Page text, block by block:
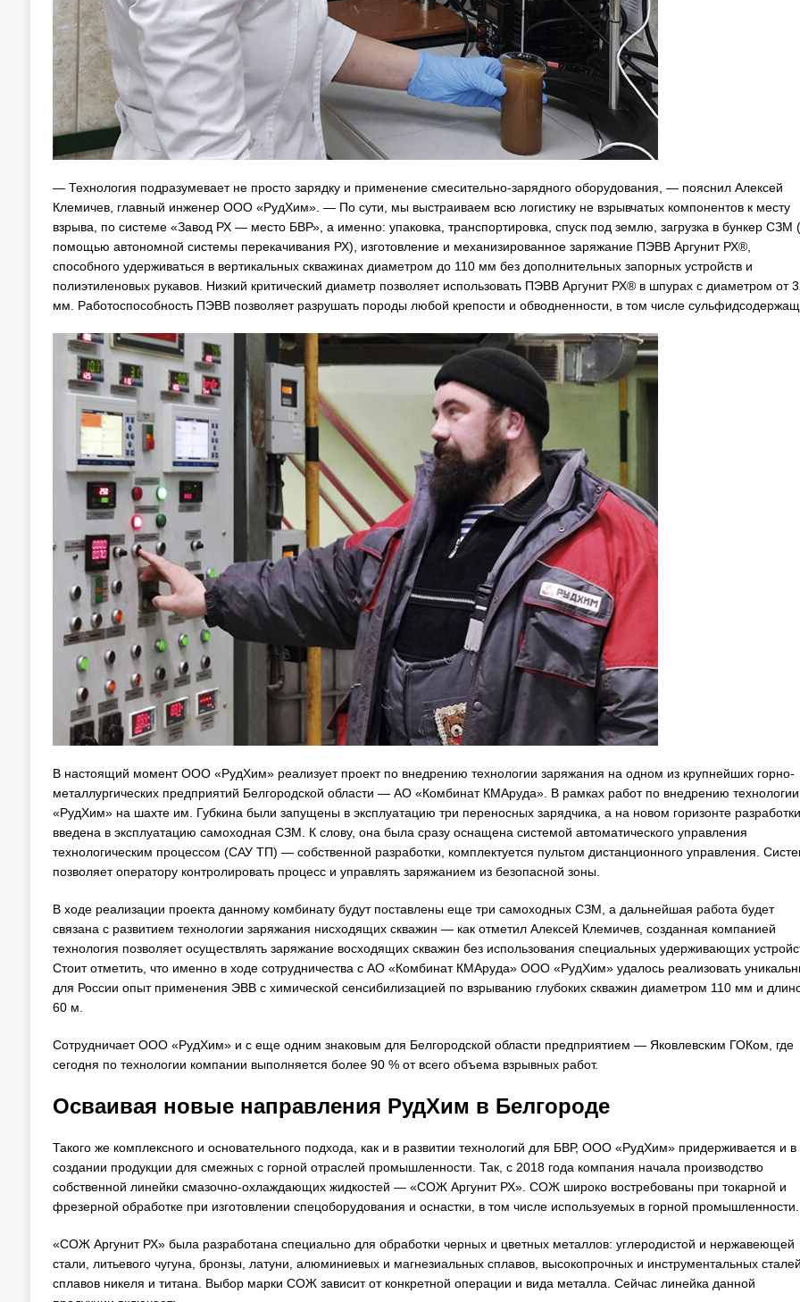
— Технология подразумевает не просто зарядку и применение смесительно-зарядного оборудования, — пояснил Алексей
Клемичев, главный инженер ООО «РудХим». — По сути, мы выстраиваем всю логистику не взрывчатых компонентов к месту
взрыва, по системе «Завод РХ — место БВР», а именно: упаковка, транспортировка, спуск под землю, загрузка в бункер СЗМ
помощью автономной системы перекачивания РХ), изготовление и механизированное заряжание ПЭВВ Аргунит РХ®,
способного удерживаться в вертикальных скважинах диаметром до 110 мм без дополнительных запорных устройств и
полиэтиленовых рукавов. Низкий критический диаметр позволяет использовать ПЭВВ Аргунит РХ® в шпурах с диаметром от
мм. Работоспособность ПЭВВ позволяет разрушать породы любой крепости и обводненности, в том числе
В настоящий момент ООО «РудХим» реализует проект по внедрению технологии заряжания на одном из крупнейших горно-
металлургических предприятий Белгородской области — АО «Комбинат КМАруда». В рамках работ по внедрению технологии
«РудХим» на шахте им. Губкина были запущены в эксплуатацию три переносных зарядчика, а на новом горизонте разработки
введена в эксплуатацию самоходная СЗМ. К слову, она была сразу оснащена системой автоматического управления
технологическим процессом (САУ ТП) — собственной разработки, комплектуется пультом дистанционного управления.
позволяет оператору контролировать процесс и управлять заряжанием из безопасной зоны.
В ходе реализации проекта данному комбинату будут поставлены еще три самоходных СЗМ, а дальнейшая работа будет
связана с развитием технологии заряжания нисходящих скважин — как отметил Алексей Клемичев, созданная компанией
технология позволяет осуществлять заряжание восходящих скважин без использования специальных удерживающих
Стоит отметить, что именно в ходе сотрудничества с АО «Комбинат КМАруда» ООО «РудХим» удалось реализовать
для России опыт применения ЭВВ с химической сенсибилизацией по взрыванию глубоких скважин диаметром 110 мм и
60 м.
Сотрудничает ООО «РудХим» и с еще одним знаковым для Белгородской области предприятием — Яковлевским ГОКом, где
сегодня по технологии компании выполняется более 90 % от всего объема взрывных работ.
Осваивая новые направления РудХим в Белгороде
Такого же комплексного и основательного подхода, как и в развитии технологий для БВР, ООО «РудХим» придерживается и в
создании продукции для смежных с горной отраслей промышленности. Так, с 2018 года компания начала производство
собственной линейки смазочно-охлаждающих жидкостей — «СОЖ Аргунит РХ». СОЖ широко востребованы при токарной и
фрезерной обработке при изготовлении спецоборудования и оснастки, в том числе используемых в горной промышленности.
«СОЖ Аргунит РХ» была разработана специально для обработки черных и цветных металлов: углеродистой и нержавеющей
стали, литьевого чугуна, бронзы, латуни, алюминиевых и магнезиальных сплавов, высокопрочных и инструментальных
сплавов никеля и титана. Выбор марки СОЖ зависит от конкретной операции и вида металла. Сейчас линейка данной